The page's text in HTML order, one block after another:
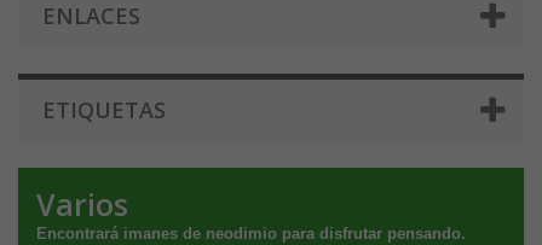
ENLACES
ETIQUETAS
Varios
Encontrará imanes de neodimio para disfrutar pensando.